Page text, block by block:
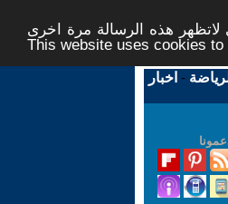
هذه الرسالة مرة اخرى -
This website uses cookies
- اخبار